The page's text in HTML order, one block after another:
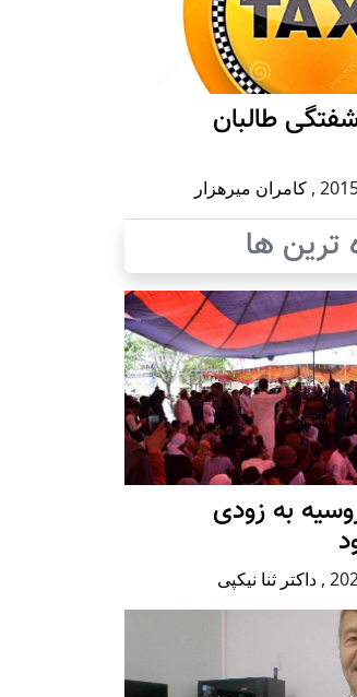
طالبان
, کامران میرهزار
ترین ها
به زودی
, داکتر ثنا نیکپی